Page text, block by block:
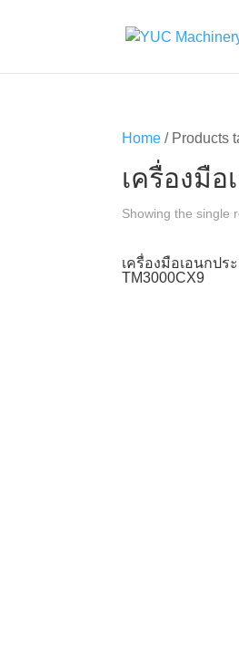
Home / Products
เครื่องมื
Showing the single
เครื่องมือเอนกปร
TM3000CX9